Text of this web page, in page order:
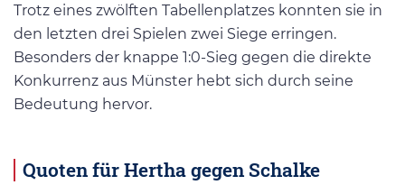
Trotz eines zwölften Tabellenplatzes konnten sie in
den letzten drei Spielen zwei Siege erringen.
Besonders der knappe 1:0-Sieg gegen die direkte
Konkurrenz aus Münster hebt sich durch seine
Bedeutung hervor.
Quoten für Hertha gegen Schalke